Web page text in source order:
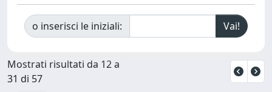
o inserisci le iniziali:
Mostrati risultati da 12 a
31 di 57